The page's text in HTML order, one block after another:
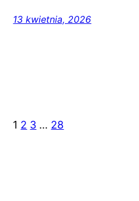
13 kwietnia, 2026
1 2 3 … 28